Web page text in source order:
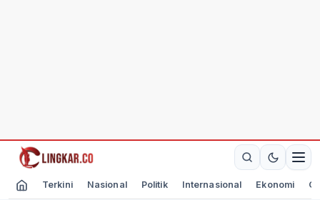
Terkini Nasional Politik Internasional Ekonomi